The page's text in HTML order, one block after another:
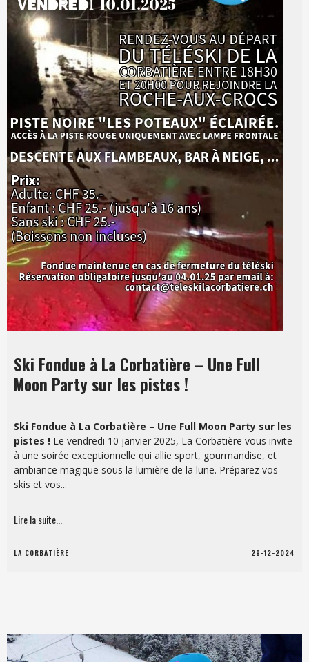
Ski Fondue à La Corbatière – Une Full
Moon Party sur les pistes !
Ski Fondue à La Corbatière – Une Full Moon Party sur les
pistes ! Le vendredi 10 janvier 2025, La Corbatière vous invite
à une soirée exceptionnelle qui allie sport, gourmandise, et
ambiance magique sous la lumière de la lune. Préparez vos
skis et vos...
Lire la suite...
LA CORBATIÈRE 29-12-2024